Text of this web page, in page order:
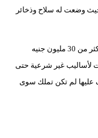
وضعت له سلاح وذخائر
وأشار طليق بوسي إلى أنها مدانة له بمبالغ طائلة أكثر من 30 مليون جنيه
لأساليب غير شرعية حتى
عليها لم تكن تملك سوى